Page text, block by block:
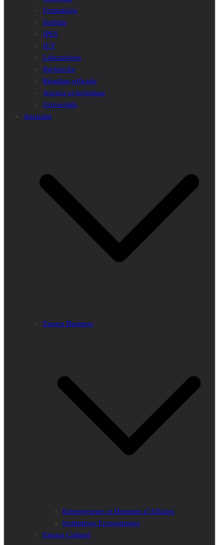
Formations
Instituts
IPES
IUT
Laboratoires
Recherche
Résultats officiels
Science et technique
Universités
Annuaire
Espace Business
Entrepreneurs et Hommes d’Affaires
Institutions Economiques
Espace Culturel